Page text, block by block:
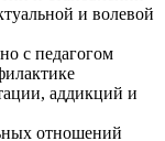
и волевой
с педагогом
аддикций и
отношений